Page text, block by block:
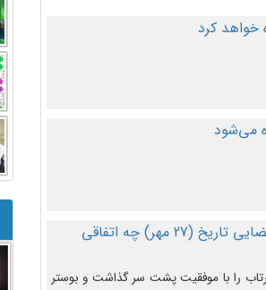
خواهد کرد
می‌شود
در دومین پرتاب آزمایشی بزرگترین موشک فضایی تاریخ (27 مهر‌) چه اتفاقی
را با موفقیت پشت سر گذاشت و بوستر